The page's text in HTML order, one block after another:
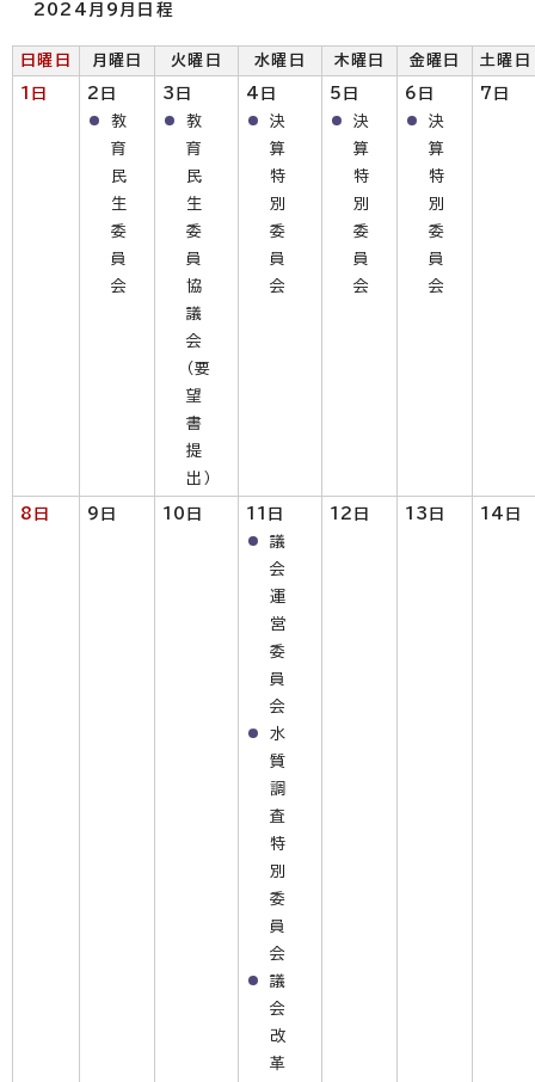
2024月9月日程
日曜日 月曜日 火曜日 水曜日 木曜日 金曜日 土曜日
1日
2日
教
育
民
生
委
員
会
3日
教
育
民
生
委
員
協
議
会
（要
望
書
提
出）
4日
決
算
特
別
委
員
会
5日
決
算
特
別
委
員
会
6日
決
算
特
別
委
員
会
7日
8日 9日 10日
11日
議
会
運
営
委
員
会
水
質
調
査
特
別
委
員
会
議
会
改
革
12日 13日 14日